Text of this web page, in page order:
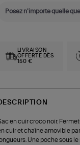
LIVRAISON
OFFERTE DÈS
150 €
en cuir croco noir.
cuir et chaîne amovible
Une poche sous